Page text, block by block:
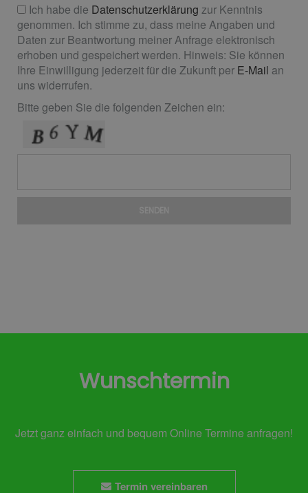
Ich habe die Datenschutzerklärung zur Kenntnis
genommen. Ich stimme zu, dass meine Angaben und
Daten zur Beantwortung meiner Anfrage elektronisch
erhoben und gespeichert werden. Hinweis: Sie können
Ihre Einwilligung jederzeit für die Zukunft per E-Mail an
uns widerrufen.
Bitte geben Sie die folgenden Zeichen ein:
Wunschtermin
Jetzt ganz einfach und bequem Online Termine anfragen!
Termin vereinbaren